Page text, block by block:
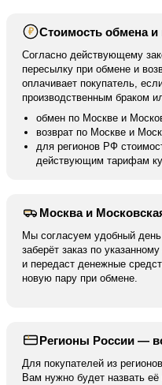
₽ Стоимость обмена и
Согласно действующему
пересылку при обмене и
оплачивает покупатель,
производственным браком
обмен по Москве и
возврат по Москве и
для регионов РФ
действующим тарифам
Москва и
Мы согласуем удобный
заберёт заказ по
и передаст денежные
новую пару при обмене.
Регионы России —
Для покупателей из
Вам нужно будет назвать